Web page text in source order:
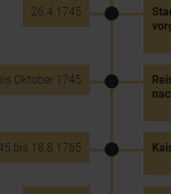
26.4.1745
Oktober 1745
bis 18.8.1765